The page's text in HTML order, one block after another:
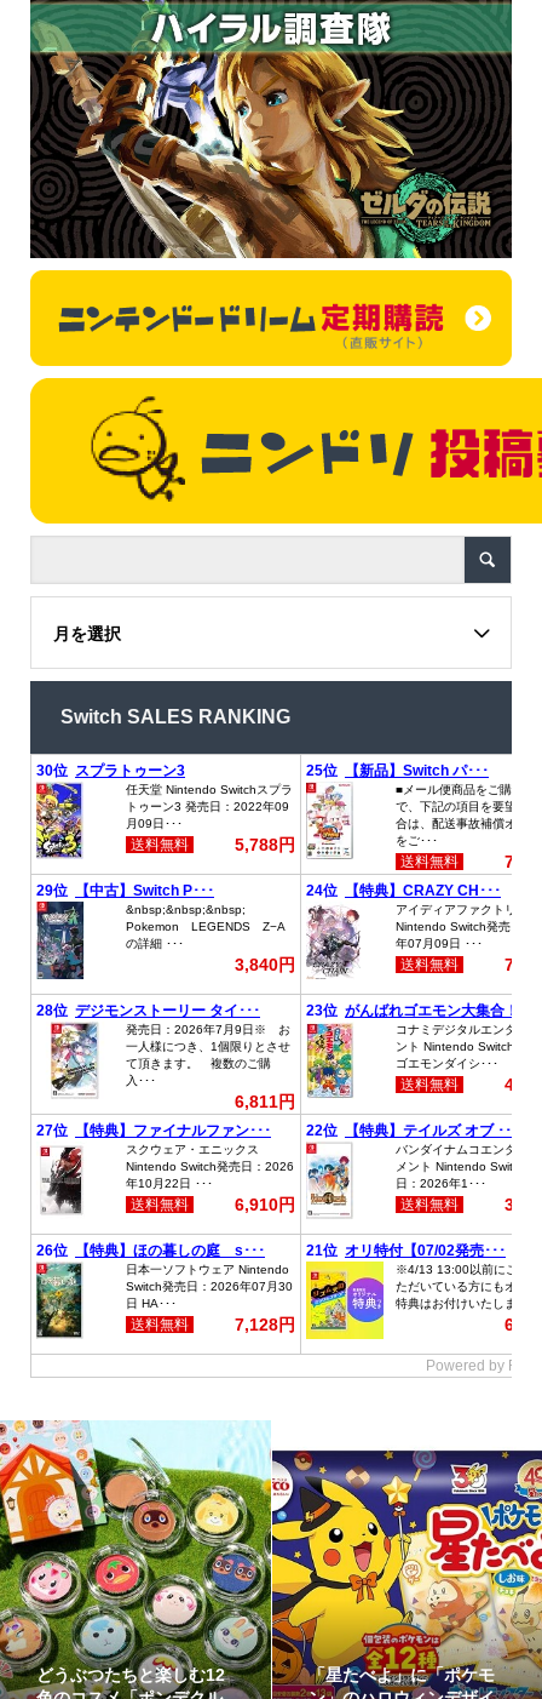
月を選択
Switch SALES RANKING
どうぶつたちと楽しむ12
「星たべよ」に「ポケモ